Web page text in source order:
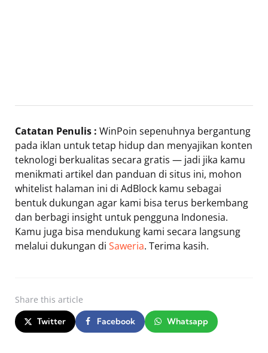
Catatan Penulis : WinPoin sepenuhnya bergantung
pada iklan untuk tetap hidup dan menyajikan konten
teknologi berkualitas secara gratis — jadi jika kamu
menikmati artikel dan panduan di situs ini, mohon
whitelist halaman ini di AdBlock kamu sebagai
bentuk dukungan agar kami bisa terus berkembang
dan berbagi insight untuk pengguna Indonesia.
Kamu juga bisa mendukung kami secara langsung
melalui dukungan di Saweria. Terima kasih.
Share this article
Twitter Facebook Whatsapp